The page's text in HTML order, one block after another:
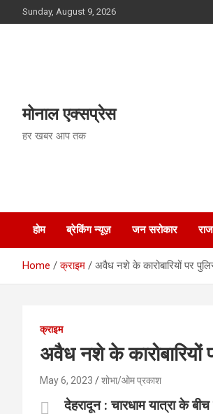
to
Sunday, August 9, 2026
मोनाल एक्सप्रेस
हर खबर आप तक
होम ब्रेकिंग न्यूज़ जन सरोकार
Home क्राइम अवैध नशे के कारोबारियों पर
क्राइम
अवैध नशे के
May 6, 2023 शोभा/ओम प्रकाश
देहरादून : चारधाम यात्रा के